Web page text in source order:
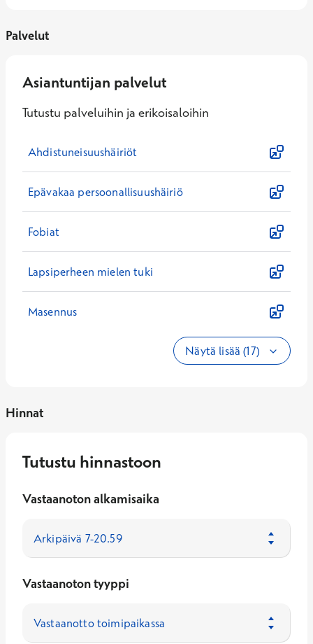
Palvelut
Asiantuntijan palvelut
Tutustu palveluihin ja erikoisaloihin
Ahdistuneisuushäiriöt
Epävakaa persoonallisuushäiriö
Fobiat
Lapsiperheen mielen tuki
Masennus
Näytä lisää (17)
Hinnat
Tutustu hinnastoon
Vastaanoton alkamisaika
Vastaanoton tyyppi